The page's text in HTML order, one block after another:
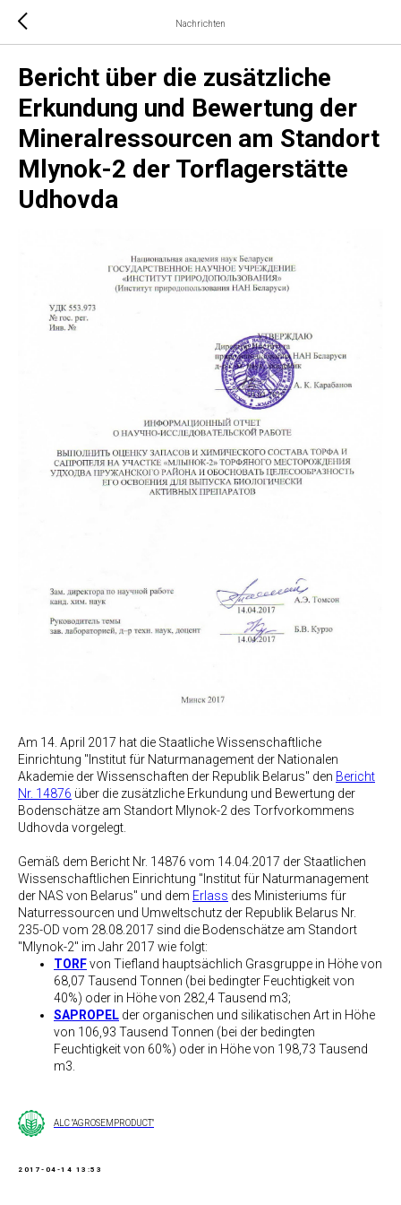
Nachrichten
Bericht über die zusätzliche
Erkundung und Bewertung der
Mineralressourcen am Standort
Mlynok-2 der Torflagerstätte
Udhovda
Am 14. April 2017 hat die Staatliche Wissenschaftliche
Einrichtung "Institut für Naturmanagement der Nationalen
Akademie der Wissenschaften der Republik Belarus" den Bericht
Nr. 14876 über die zusätzliche Erkundung und Bewertung der
Bodenschätze am Standort Mlynok-2 des Torfvorkommens
Udhovda vorgelegt.
Gemäß dem Bericht Nr. 14876 vom 14.04.2017 der Staatlichen
Wissenschaftlichen Einrichtung "Institut für Naturmanagement
der NAS von Belarus" und dem Erlass des Ministeriums für
Naturressourcen und Umweltschutz der Republik Belarus Nr.
235-OD vom 28.08.2017 sind die Bodenschätze am Standort
"Mlynok-2" im Jahr 2017 wie folgt:
TORFvon Tiefland hauptsächlich Grasgruppe in Höhe von
68,07 Tausend Tonnen (bei bedingter Feuchtigkeit von
40%) oder in Höhe von 282,4 Tausend m3;
SAPROPEL der organischen und silikatischen Art in Höhe
von 106,93 Tausend Tonnen (bei der bedingten
Feuchtigkeit von 60%) oder in Höhe von 198,73 Tausend
m3.
ALC "AGROSEMPRODUCT"
2017-04-14 13:53